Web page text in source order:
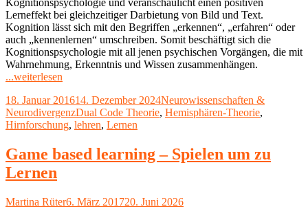
Kognitionspsychologie und veranschaulicht einen positiven
Lerneffekt bei gleichzeitiger Darbietung von Bild und Text.
Kognition lässt sich mit den Begriffen „erkennen“, „erfahren“ oder
auch „kennenlernen“ umschreiben. Somit beschäftigt sich die
Kognitionspsychologie mit all jenen psychischen Vorgängen, die mit
Wahrnehmung, Erkenntnis und Wissen zusammenhängen.
...weiterlesen
Theorie
versus
Hemisphären-
Veröffentlicht
am
18. Januar 201614. Dezember 2024Kategorien
Neurowissenschaften &
NeurodivergenzSchlagwörter
Dual Code Theorie, Hemisphären-Theorie,
Hirnforschung, lehren, Lernen
Game based learning – Spielen um zu
Lernen
Autor
Martina RüterVeröffentlicht
6. März 201720. Juni 2026